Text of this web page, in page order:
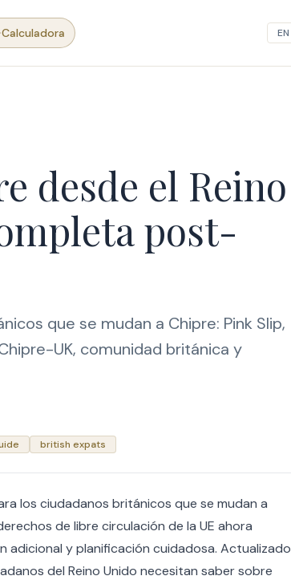
·Calculadora EN
desde el Reino
post-
que se mudan a Chipre: Pink Slip,
UK, comunidad británica y
british expats
los ciudadanos británicos que se mudan a
de libre circulación de la UE ahora
adicional y planificación cuidadosa. Actualizado
del Reino Unido necesitan saber sobre